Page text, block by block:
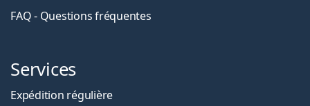
FAQ - Questions fréquentes
Services
Expédition régulière